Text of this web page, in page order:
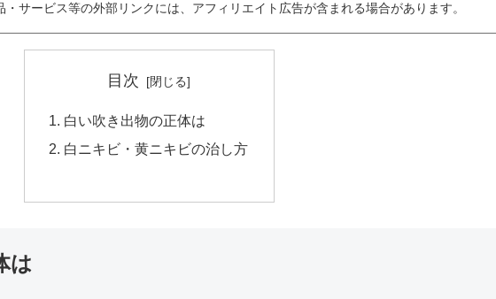
サービス等の外部リンクには、アフィリエイト広告が含まれる場合があります。
目次
白い吹き出物の正体は
白ニキビ・黄ニキビの治し方
は